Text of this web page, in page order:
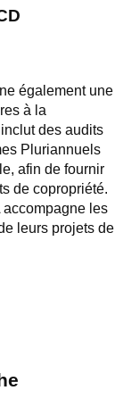
également une
à la
des audits
Pluriannuels
afin de fournir
de copropriété.
les
leurs projets de